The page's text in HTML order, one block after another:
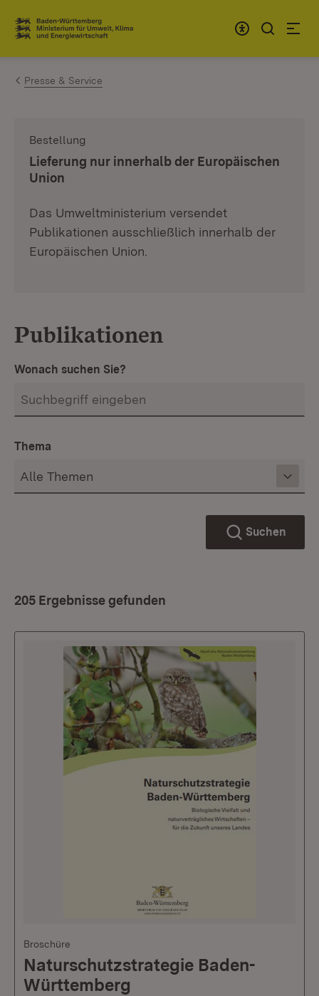
Zum Inhalt springen
Link zur Startseite
Presse & Service
Bestellung
Lieferung nur innerhalb der Europäischen
Union
Das Umweltministerium versendet
Publikationen ausschließlich innerhalb der
Europäischen Union.
Publikationen
Wonach suchen Sie?
Thema
Suchen
205 Ergebnisse gefunden
Broschüre
Naturschutzstrategie Baden-
Württemberg